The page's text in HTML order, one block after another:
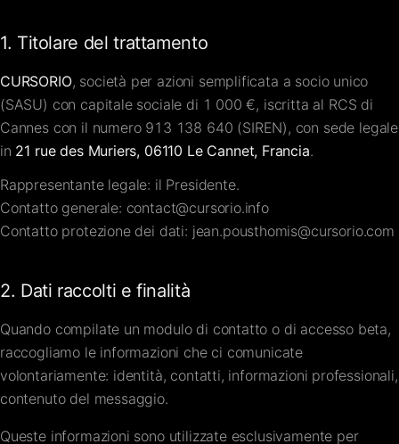
1. Titolare del trattamento
CURSORIO, società per azioni semplificata a socio unico
(SASU) con capitale sociale di 1 000 €, iscritta al RCS di
Cannes con il numero 913 138 640 (SIREN), con sede legale
in 21 rue des Muriers, 06110 Le Cannet, Francia.
Rappresentante legale: il Presidente.
Contatto generale: contact@cursorio.info
Contatto protezione dei dati: jean.pousthomis@cursorio.com
2. Dati raccolti e finalità
Quando compilate un modulo di contatto o di accesso beta,
raccogliamo le informazioni che ci comunicate
volontariamente: identità, contatti, informazioni professionali,
contenuto del messaggio.
Queste informazioni sono utilizzate esclusivamente per